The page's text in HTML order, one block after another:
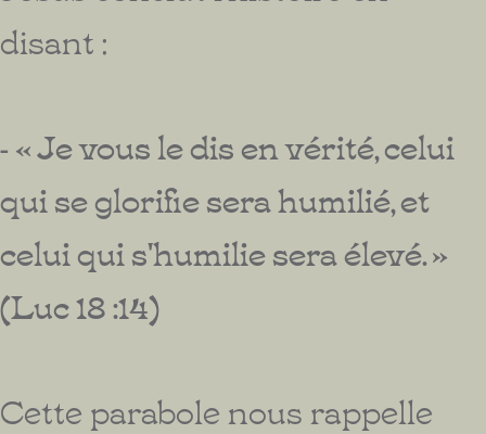
disant :
- « Je vous le dis en vérité, celui
qui se glorifie sera humilié, et
celui qui s'humilie sera élevé. »
(Luc 18 :14)
Cette parabole nous rappelle